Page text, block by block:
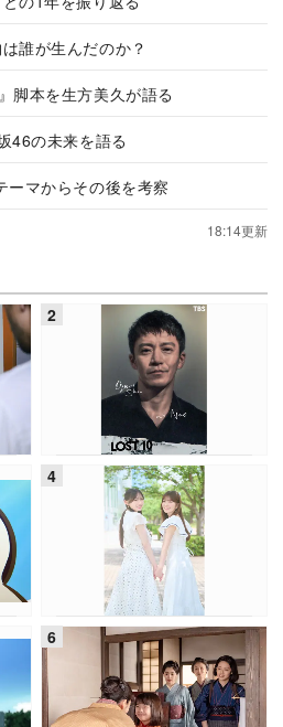
は誰が生んだのか？
脚本を生方美久が語る
46の未来を語る
ーマからその後を考察
18:14更新